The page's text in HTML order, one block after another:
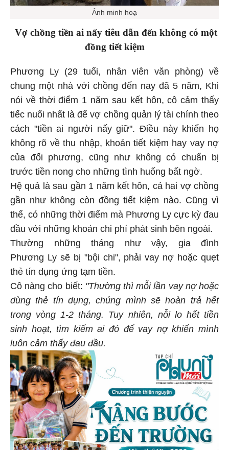
Ảnh minh hoạ
Vợ chồng tiền ai nấy tiêu dẫn đến không có một
đồng tiết kiệm
Phương Ly (29 tuổi, nhân viên văn phòng) về
chung một nhà với chồng đến nay đã 5 năm, Khi
nói về thời điểm 1 năm sau kết hôn, cô cảm thấy
tiếc nuối nhất là để vợ chồng quản lý tài chính theo
cách "tiền ai người nấy giữ". Điều này khiến họ
không rõ về thu nhập, khoản tiết kiệm hay vay nợ
của đối phương, cũng như không có chuẩn bị
trước tiền nong cho những tình huống bất ngờ.
Hệ quả là sau gần 1 năm kết hôn, cả hai vợ chồng
gần như không còn đồng tiết kiệm nào. Cũng vì
thế, có những thời điểm mà Phương Ly cực kỳ đau
đầu với những khoản chi phí phát sinh bên ngoài.
Thường những tháng như vậy, gia đình
Phương Ly sẽ bị "bội chi", phải vay nợ hoặc quẹt
thẻ tín dụng ứng tạm tiền.
Cô nàng cho biết: "Thường thì mỗi lần vay nợ hoặc
dùng thẻ tín dụng, chúng mình sẽ hoàn trả hết
trong vòng 1-2 tháng. Tuy nhiên, nỗi lo hết tiền
sinh hoạt, tìm kiếm ai đó để vay nợ khiến mình
luôn cảm thấy đau đầu.